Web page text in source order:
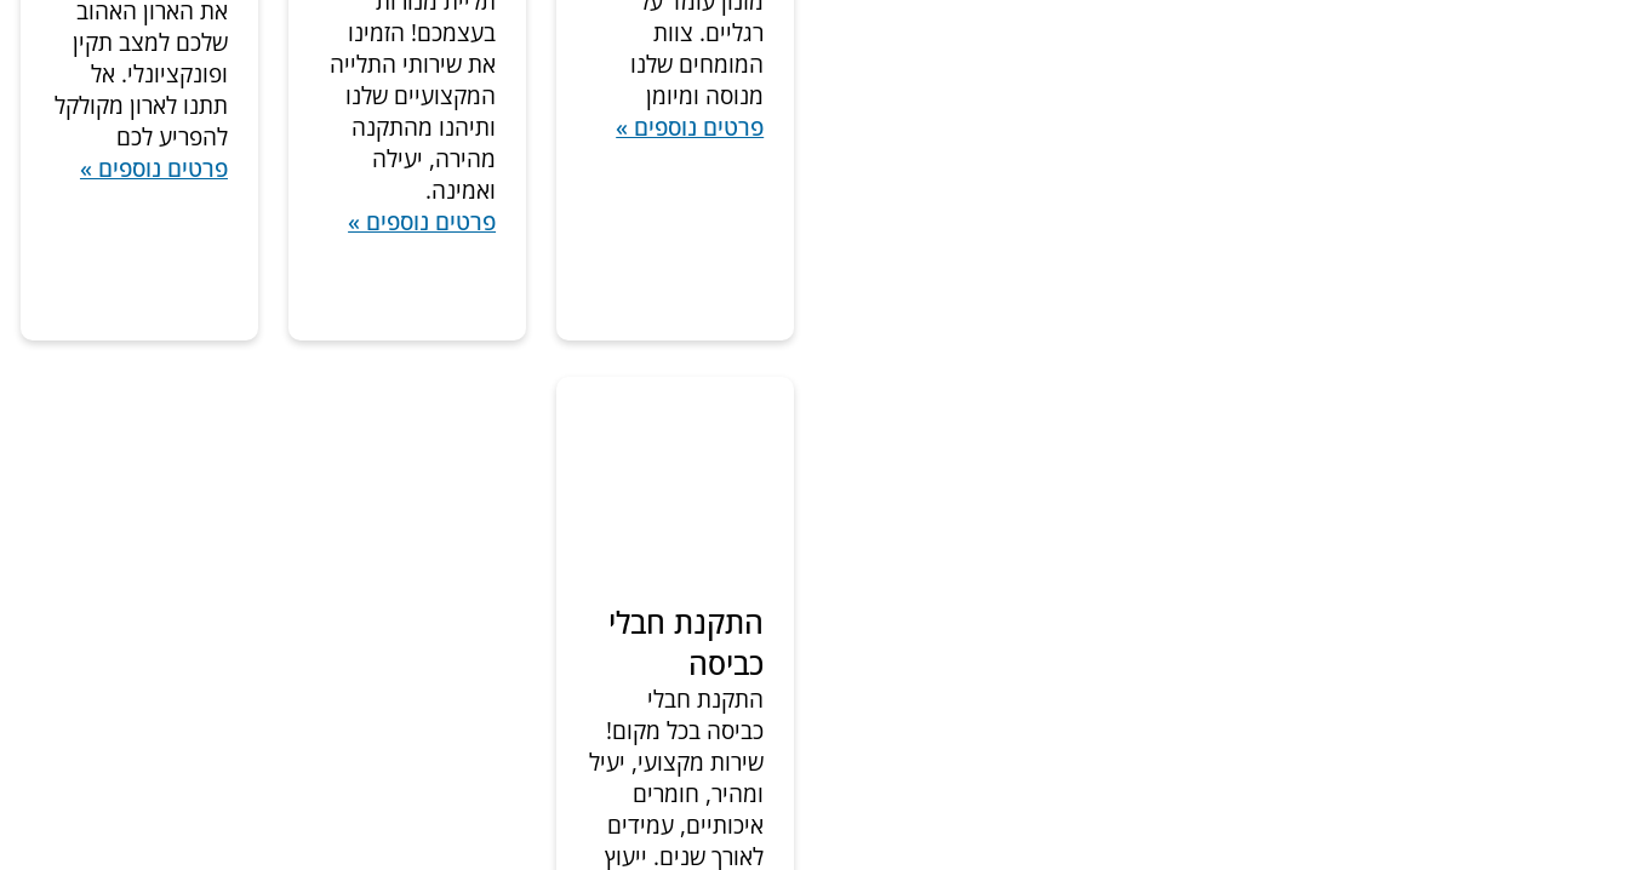
רגליים. צוות
המומחים שלנו
מנוסה ומיומן
פרטים נוספים »
בעצמכם! הזמינו
את שירותי התלייה
המקצועיים שלנו
ותיהנו מהתקנה
מהירה, יעילה
ואמינה.
פרטים נוספים »
את הארון האהוב
שלכם למצב תקין
ופונקציונלי. אל
תתנו לארון מקולקל
להפריע לכם
פרטים נוספים »
התקנת חבלי
כביסה
התקנת חבלי
כביסה בכל מקום!
שירות מקצועי, יעיל
ומהיר, חומרים
איכותיים, עמידים
לאורך שנים. ייעוץ